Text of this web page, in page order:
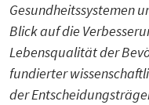
Gesundheitssystemen
Blick auf die
Lebensqualität der
fundierter
der